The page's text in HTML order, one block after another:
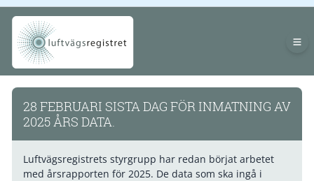
28 FEBRUARI SISTA DAG FÖR INMATNING AV
2025 ÅRS DATA.
Luftvägsregistrets styrgrupp har redan börjat arbetet
med årsrapporten för 2025. De data som ska ingå i